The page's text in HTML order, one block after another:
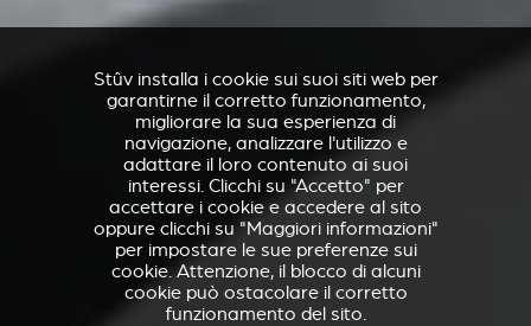
Stûv installa i cookie sui suoi siti web per
garantirne il corretto funzionamento,
migliorare la sua esperienza di
navigazione, analizzare l'utilizzo e
adattare il loro contenuto ai suoi
interessi. Clicchi su "Accetto" per
accettare i cookie e accedere al sito
oppure clicchi su "Maggiori informazioni"
per impostare le sue preferenze sui
cookie. Attenzione, il blocco di alcuni
cookie può ostacolare il corretto
funzionamento del sito.